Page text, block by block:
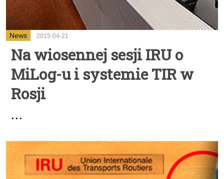
News 2015-04-21
Na wiosennej sesji IRU o
MiLog-u i systemie TIR w
Rosji
...